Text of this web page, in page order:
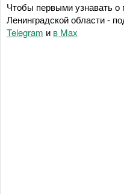
Чтобы первыми узнавать о
Ленинградской области -
Telegram и в Maх